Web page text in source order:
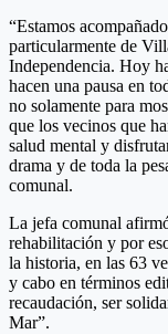
“Estamos
particularmente de
Independencia. Hoy
hacen una pausa en
no solamente para
que los vecinos que
salud mental y
drama y de toda la
comunal.
La jefa comunal
rehabilitación y por
la historia, en las 63
y cabo en términos
recaudación, ser
Mar”.